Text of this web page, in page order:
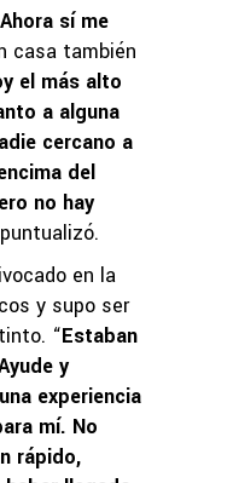
sí me
casa también
el más alto
a alguna
cercano a
del
no hay
en la
y supo ser
“Estaban
y
experiencia
mí. No
rápido,